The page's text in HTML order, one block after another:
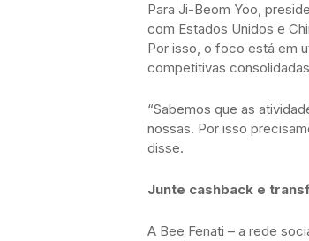
Para Ji-Beom Yoo,
com Estados Unidos e
Por isso, o foco está em
competitivas
“Sabemos que as
nossas. Por isso
disse.
Junte cashback e
A Bee Fenati – a rede